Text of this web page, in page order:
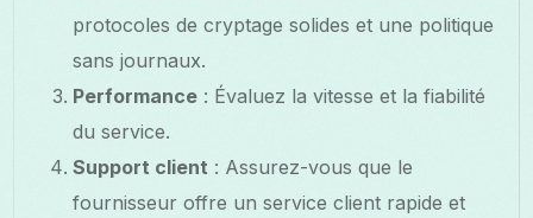
protocoles de cryptage solides et une politique
sans journaux.
Performance : Évaluez la vitesse et la fiabilité
du service.
Support client : Assurez-vous que le
fournisseur offre un service client rapide et